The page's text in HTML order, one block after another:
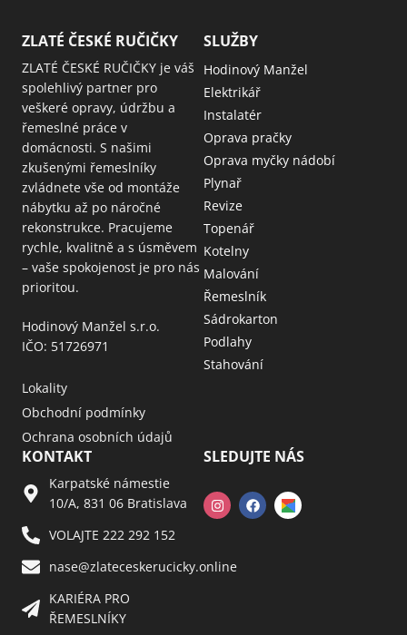
ZLATÉ ČESKÉ RUČIČKY
ZLATÉ ČESKÉ RUČIČKY je váš
spolehlivý partner pro
veškeré opravy, údržbu a
řemeslné práce v
domácnosti. S našimi
zkušenými řemeslníky
zvládnete vše od montáže
nábytku až po náročné
rekonstrukce. Pracujeme
rychle, kvalitně a s úsměvem
– vaše spokojenost je pro nás
prioritou.
Hodinový Manžel s.r.o.
IČO: 51726971
Lokality
Obchodní podmínky
Ochrana osobních údajů
SLUŽBY
Hodinový Manžel
Elektrikář
Instalatér
Oprava pračky
Oprava myčky nádobí
Plynař
Revize
Topenář
Kotelny
Malování
Řemeslník
Sádrokarton
Podlahy
Stahování
KONTAKT
Karpatské námestie
10/A, 831 06 Bratislava
VOLAJTE 222 292 152
nase@zlateceskerucicky.online
KARIÉRA PRO
ŘEMESLNÍKY
SLEDUJTE NÁS